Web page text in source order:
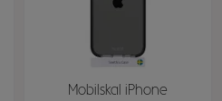
Mobilskal iPhone